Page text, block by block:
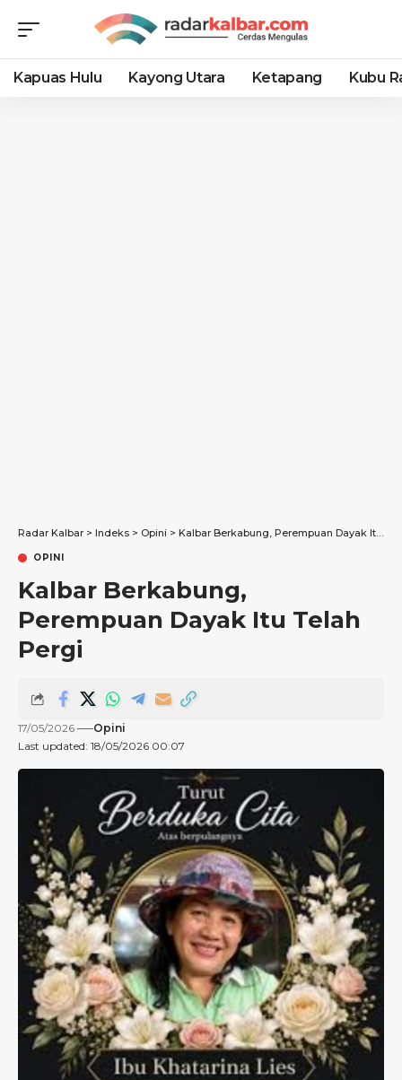
Kapuas Hulu Kayong Utara Ketapang Kubu
Radar Kalbar > Indeks > Opini > Kalbar Berkabung, Perempuan Dayak Itu Telah Pergi
OPINI
Kalbar Berkabung,
Perempuan Dayak Itu Telah
Pergi
Last updated: 18/05/2026 00:07
17/05/2026 Opini